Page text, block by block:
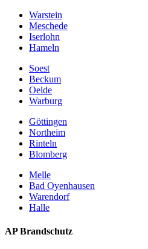
Warstein
Meschede
Iserlohn
Hameln
Soest
Beckum
Oelde
Warburg
Göttingen
Northeim
Rinteln
Blomberg
Melle
Bad Oyenhausen
Warendorf
Halle
AP Brandschutz